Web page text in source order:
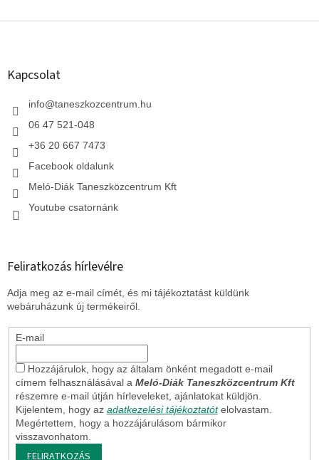
L
Kapcsolat
info@taneszkozcentrum.hu
06 47 521-048
+36 20 667 7473
Facebook oldalunk
Meló-Diák Taneszközcentrum Kft
Youtube csatornánk
Feliratkozás hírlevélre
Adja meg az e-mail címét, és mi tájékoztatást küldünk
webáruházunk új termékeiről.
E-mail
Hozzájárulok, hogy az általam önként megadott e-mail
címem felhasználásával a Meló-Diák Taneszközcentrum Kft
részemre e-mail útján hírleveleket, ajánlatokat küldjön.
Kijelentem, hogy az adatkezelési tájékoztatót elolvastam.
Megértettem, hogy a hozzájárulásom bármikor
visszavonhatom.
FELIRATKOZÁS